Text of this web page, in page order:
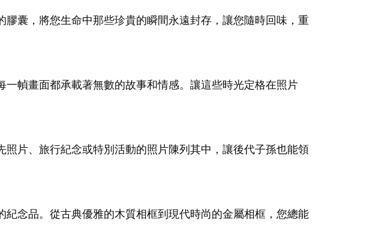
囊，將您生命中那些珍貴的瞬間永遠封存，讓您隨時回味，重
幀畫面都承載著無數的故事和情感。讓這些時光定格在照片
片、旅行紀念或特別活動的照片陳列其中，讓後代子孫也能領
念品。從古典優雅的木質相框到現代時尚的金屬相框，您總能